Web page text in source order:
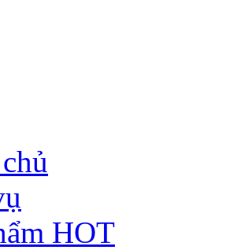
HOT